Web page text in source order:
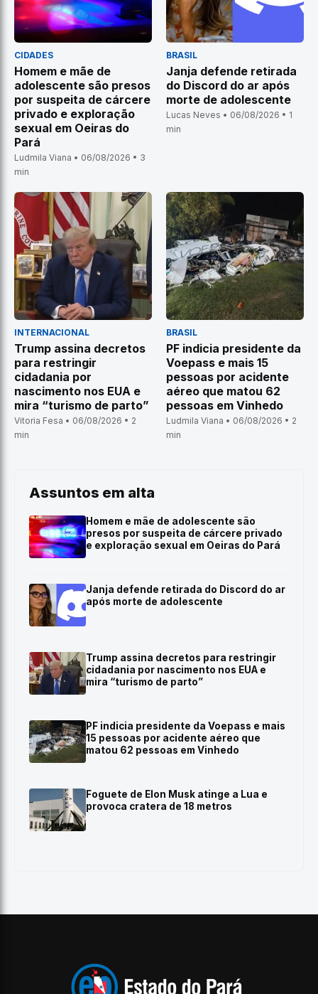
CIDADES
Homem e mãe de
adolescente são presos
por suspeita de cárcere
privado e exploração
sexual em Oeiras do
Pará
Ludmila Viana • 06/08/2026 • 3
min
BRASIL
Janja defende retirada
do Discord do ar após
morte de adolescente
Lucas Neves • 06/08/2026 • 1
min
INTERNACIONAL
Trump assina decretos
para restringir
cidadania por
nascimento nos EUA e
mira “turismo de parto”
Vitoria Fesa • 06/08/2026 • 2
min
BRASIL
PF indicia presidente da
Voepass e mais 15
pessoas por acidente
aéreo que matou 62
pessoas em Vinhedo
Ludmila Viana • 06/08/2026 • 2
min
Assuntos em alta
Homem e mãe de adolescente são
presos por suspeita de cárcere privado
e exploração sexual em Oeiras do Pará
Janja defende retirada do Discord do ar
após morte de adolescente
Trump assina decretos para restringir
cidadania por nascimento nos EUA e
mira “turismo de parto”
PF indicia presidente da Voepass e mais
15 pessoas por acidente aéreo que
matou 62 pessoas em Vinhedo
Foguete de Elon Musk atinge a Lua e
provoca cratera de 18 metros